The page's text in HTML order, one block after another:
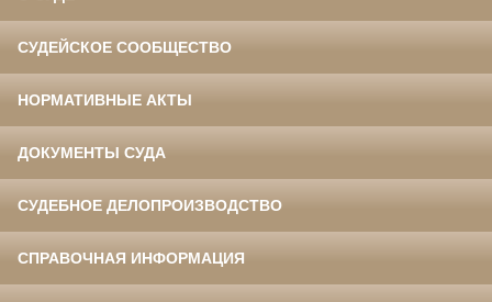
СУДЕЙСКОЕ СООБЩЕСТВО
НОРМАТИВНЫЕ АКТЫ
ДОКУМЕНТЫ СУДА
СУДЕБНОЕ ДЕЛОПРОИЗВОДСТВО
СПРАВОЧНАЯ ИНФОРМАЦИЯ